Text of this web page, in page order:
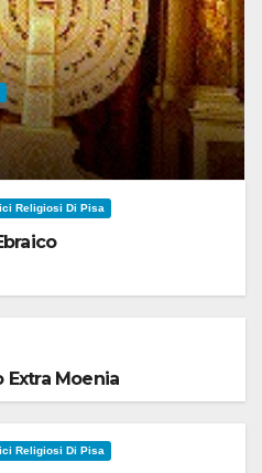
Religiosi Di Pisa
Extra Moenia
Religiosi Di Pisa